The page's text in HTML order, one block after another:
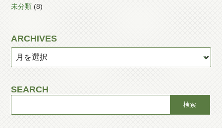
未分類 (8)
ARCHIVES
SEARCH